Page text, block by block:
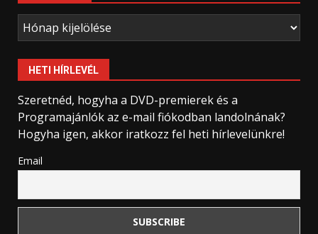
Archívum
HETI HÍRLEVÉL
Szeretnéd, hogyha a DVD-premierek és a
Programajánlók az e-mail fiókodban landolnának?
Hogyha igen, akkor iratkozz fel heti hírlevelünkre!
Email